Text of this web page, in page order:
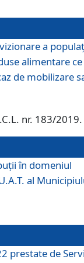
a
alimentare ce
de mobilizare
nr. 183/2019.
în domeniul
al
prestate de